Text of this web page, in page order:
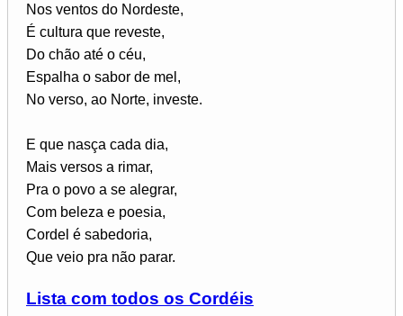
Nos ventos do Nordeste,
É cultura que reveste,
Do chão até o céu,
Espalha o sabor de mel,
No verso, ao Norte, investe.
E que nasça cada dia,
Mais versos a rimar,
Pra o povo a se alegrar,
Com beleza e poesia,
Cordel é sabedoria,
Que veio pra não parar.
Lista com todos os Cordéis